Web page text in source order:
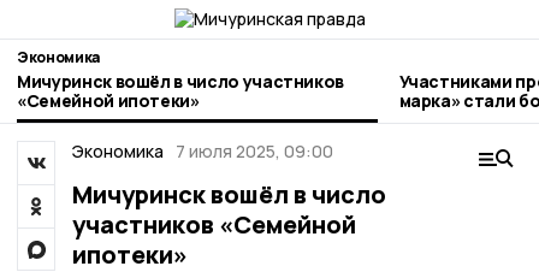
Экономика
Мичуринск вошёл в число участников
«Семейной ипотеки»
Участниками
марка» стали более 20
Экономика
7 июля 2025, 09:00
Мичуринск вошёл в число
участников «Семейной
ипотеки»